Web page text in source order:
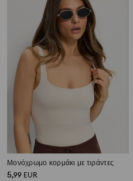
Μονόχρωμο κορμάκι με τιράντες
5,99 EUR